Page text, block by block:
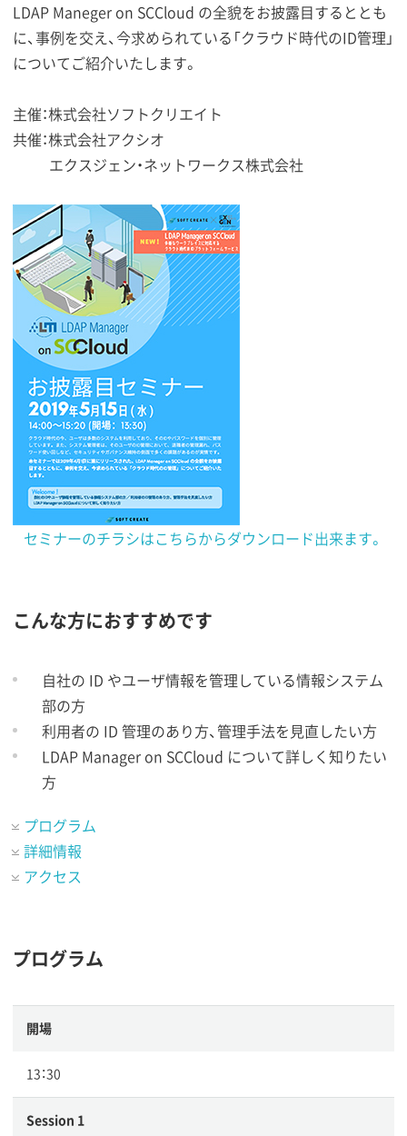
LDAP Maneger on SCCloud の全貌をお披露目するととも
に、事例を交え、今求められている「クラウド時代のID管理」
についてご紹介いたします。
主催：株式会社ソフトクリエイト
共催：株式会社アクシオ
エクスジェン・ネットワークス株式会社
セミナーのチラシはこちらからダウンロード出来ます。
こんな方におすすめです
自社の ID やユーザ情報を管理している情報システム
部の方
利用者の ID 管理のあり方、管理手法を見直したい方
LDAP Manager on SCCloud について詳しく知りたい
方
プログラム
詳細情報
アクセス
プログラム
開場
13：30
Session 1